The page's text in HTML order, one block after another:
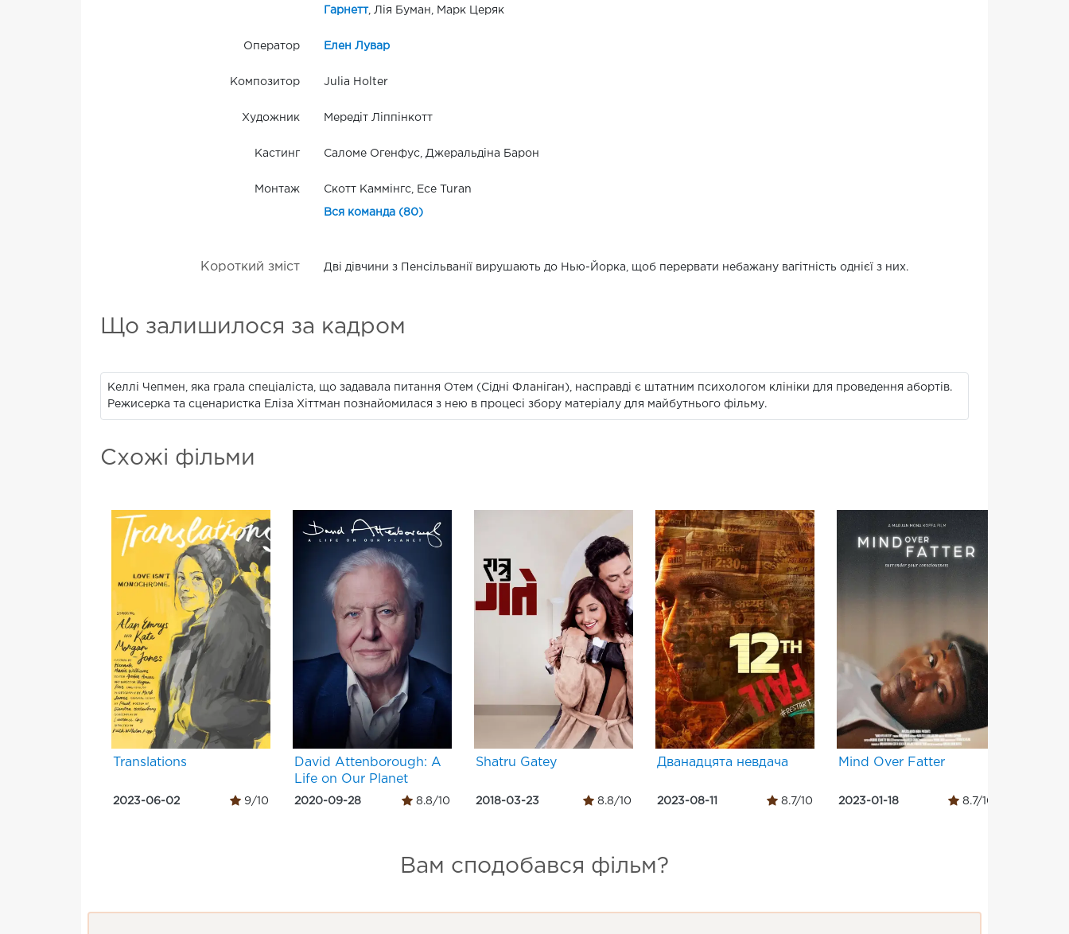
Гарнетт, Лія Буман, Марк Церяк
Оператор Елен Лувар
Композитор Julia Holter
Художник Мередіт Ліппінкотт
Кастинг Саломе Огенфус, Джеральдіна Барон
Монтаж Скотт Каммінгс, Ece Turan
Вся команда (80)
Короткий зміст Дві дівчини з Пенсільванії вирушають до Нью-Йорка, щоб перервати небажану вагітність однієї з них.
Що залишилося за кадром
Келлі Чепмен, яка грала спеціаліста, що задавала питання Отем (Сідні Фланіган), насправді є штатним психологом клініки для проведення абортів.
Режисерка та сценаристка Еліза Хіттман познайомилася з нею в процесі збору матеріалу для майбутнього фільму.
Схожі фільми
Translations
2023-06-02 9/10
David Attenborough: A
Life on Our Planet
2020-09-28 8.8/10
Shatru Gatey
2018-03-23 8.8/10
Дванадцята невдача
2023-08-11 8.7/10
Mind Over Fatter
2023-01-18 8.7/10
Вам сподобався фільм?